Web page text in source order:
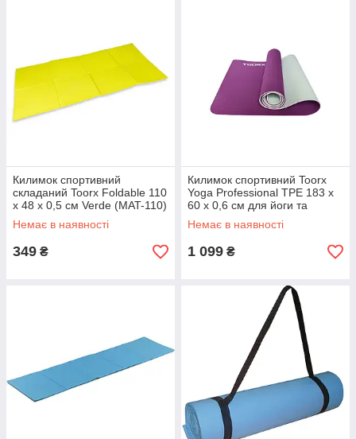
Килимок спортивний
складаний Toorx Foldable 110
х 48 х 0,5 см Verde (MAT-110)
Немає в наявності
349 ₴
Килимок спортивний Toorx
Yoga Professional TPE 183 х
60 х 0,6 см для йоги та
фітнесу Burgundi/Perla (MAT-
184)
Немає в наявності
1 099 ₴